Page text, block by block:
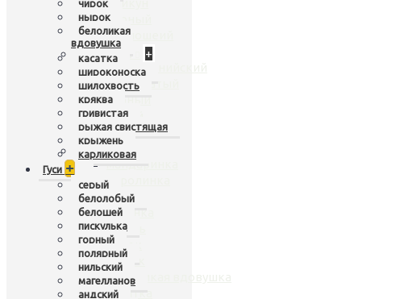
кликун
черный
черношеий
Перепела
+
калифорнийский
чешуйчатый
горный
дикий
расписной
Утки
+
мандаринка
каролинка
огарь
пеганка
свиязь
чирок
нырок
белоликая вдовушка
касатка
чирок
нырок
белоликая
вдовушка
касатка
широконоска
шилохвость
кряква
гривистая
рыжая свистящая
крыжень
карликовая
Гуси +
серый
белолобый
белошей
пискулька
горный
полярный
нильский
магелланов
андский